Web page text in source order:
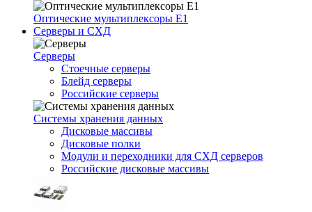
Оптические мультиплексоры Е1
Серверы и СХД
Серверы
Стоечные серверы
Блейд серверы
Российские серверы
Системы хранения данных
Дисковые массивы
Дисковые полки
Модули и переходники для СХД серверов
Российские дисковые массивы